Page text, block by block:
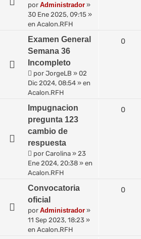
por Administrador »
30 Ene 2025, 09:15 »
en Acalon.RFH
Examen General
Semana 36
Incompleto
por JorgeLB » 02
Dic 2024, 08:54 » en
Acalon.RFH
0
Impugnacion
pregunta 123
cambio de
respuesta
por Carolina » 23
Ene 2024, 20:38 » en
Acalon.RFH
0
Convocatoria
oficial
por Administrador »
11 Sep 2023, 18:23 »
en Acalon.RFH
0